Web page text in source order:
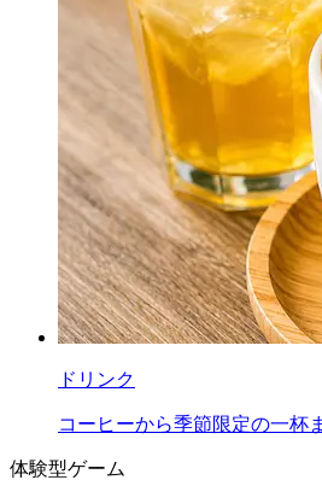
ドリンク
コーヒーから季節限定の一杯
体験型ゲーム